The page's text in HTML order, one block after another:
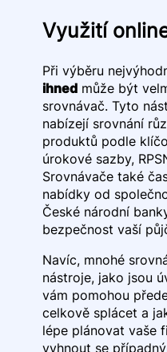
Využití
Při výběru
ihnedmůže být
srovnávač. Tyto
nabízejí srovnání
produktů podle
úrokové sazby,
Srovnávače také
nabídky od
České národní
bezpečnost vaší
Navíc, mnohé
nástroje, jako jsou
vám pomohou
celkově splácet a
lépe plánovat vaše
vyhnout se